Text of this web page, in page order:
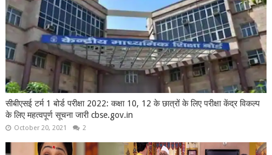
सीबीएसई टर्म 1 बोर्ड परीक्षा 2022: कक्षा 10, 12 के छात्रों के लिए परीक्षा केंद्र विकल्प
के लिए महत्वपूर्ण सूचना जारी cbse.gov.in
October 20, 2021 2